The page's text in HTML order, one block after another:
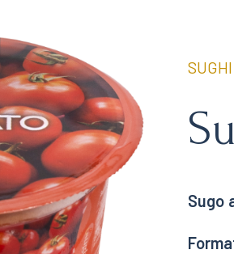
Sugo
scheda tecnica